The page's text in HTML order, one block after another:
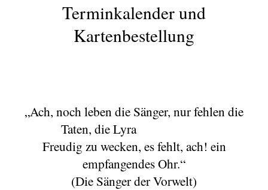
Terminkalender und
Kartenbestellung
„Ach, noch leben die Sänger, nur fehlen die
Taten, die Lyra
Freudig zu wecken, es fehlt, ach! ein
empfangendes Ohr.“
(Die Sänger der Vorwelt)